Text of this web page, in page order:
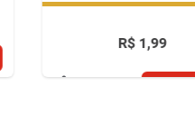
+10% OFF - Prime ou Pague
R$ 1,99